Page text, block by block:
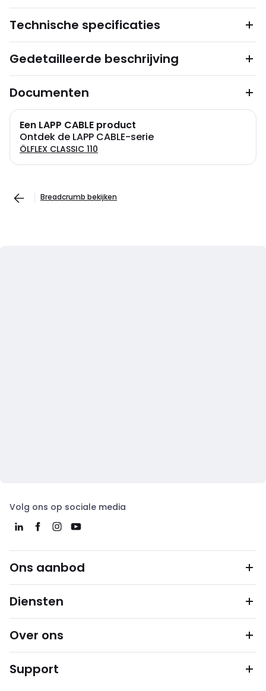
Technische specificaties
Gedetailleerde beschrijving
Documenten
Een LAPP CABLE product
Ontdek de LAPP CABLE-serie
ÖLFLEX CLASSIC 110
Breadcrumb bekijken
Volg ons op sociale media
Ons aanbod
Diensten
Over ons
Support